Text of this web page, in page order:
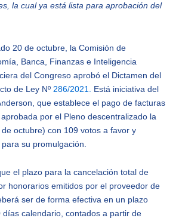
la cual ya está lista para aprobación del
20 de octubre, la Comisión de
Banca, Finanzas e Inteligencia
del Congreso aprobó el Dictamen del
de Ley Nº 286/2021.
Está iniciativa del
que establece el pago de facturas
por el Pleno descentralizado la
octubre) con 109 votos a favor y
su promulgación.
el plazo para la cancelación total de
honorarios emitidos por el proveedor de
ser de forma efectiva en un plazo
días calendario, contados a partir de